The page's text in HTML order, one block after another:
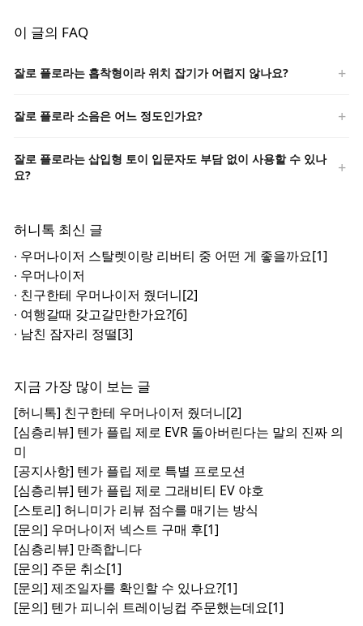
이 글의 FAQ
잘로 플로라는 흡착형이라 위치 잡기가 어렵지 않나요?
잘로 플로라 소음은 어느 정도인가요?
잘로 플로라는 삽입형 토이 입문자도 부담 없이 사용할 수 있나
요?
허니톡 최신 글
∙ 우머나이저 스탈렛이랑 리버티 중 어떤 게 좋을까요[1]
∙ 우머나이저
∙ 친구한테 우머나이저 줬더니[2]
∙ 여행갈때 갖고갈만한가요?[6]
∙ 남친 잠자리 정떨[3]
지금 가장 많이 보는 글
[허니톡] 친구한테 우머나이저 줬더니[2]
[심층리뷰] 텐가 플립 제로 EVR 돌아버린다는 말의 진짜 의
미
[공지사항] 텐가 플립 제로 특별 프로모션
[심층리뷰] 텐가 플립 제로 그래비티 EV 야호
[스토리] 허니미가 리뷰 점수를 매기는 방식
[문의] 우머나이저 넥스트 구매 후[1]
[심층리뷰] 만족합니다
[문의] 주문 취소[1]
[문의] 제조일자를 확인할 수 있나요?[1]
[문의] 텐가 피니쉬 트레이닝컵 주문했는데요[1]